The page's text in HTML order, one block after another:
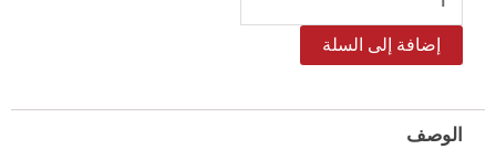
طقم
شرشف
مايكروفايبر
إضافة إلى السلة
الوصف